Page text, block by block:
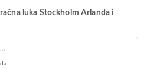
luka Stockholm Arlanda i